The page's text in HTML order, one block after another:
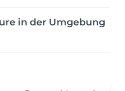
in der Umgebung